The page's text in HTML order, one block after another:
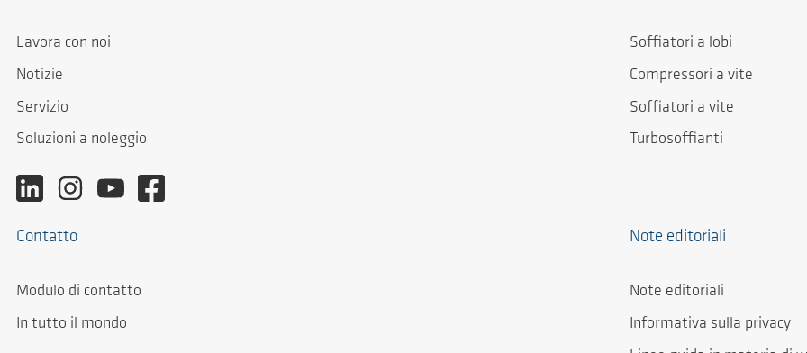
Lavora con noi
Notizie
Servizio
Soluzioni a noleggio
Soffiatori a lobi
Compressori a vite
Soffiatori a vite
Turbosoffianti
Contatto
Modulo di contatto
In tutto il mondo
Note editoriali
Note editoriali
Informativa sulla privacy